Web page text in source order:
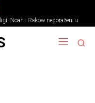
Noah i Rakow neporaženi u